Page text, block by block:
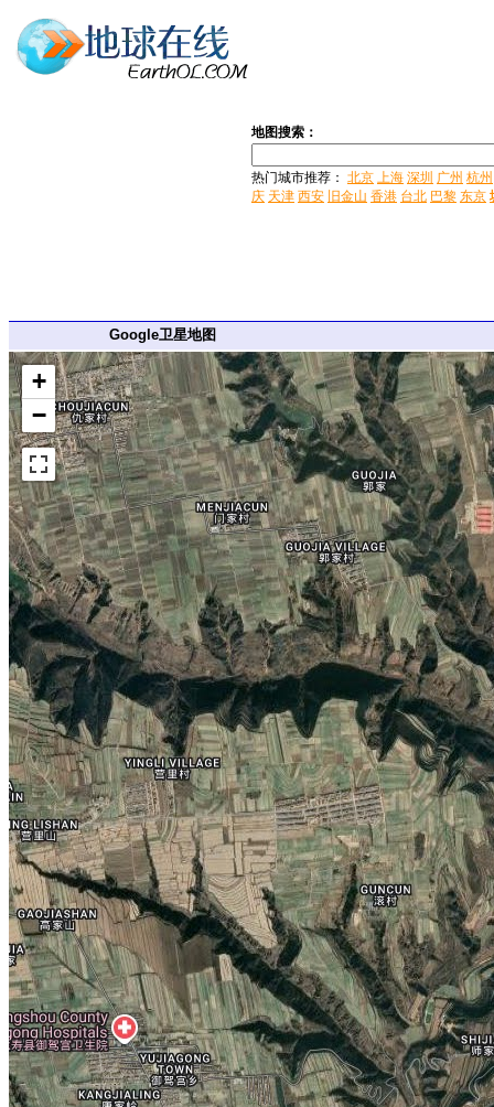
地图搜索：
热门城市推荐： 北京 上海 深圳 广州 杭州
庆 天津 西安 旧金山 香港 台北 巴黎 东京
Google卫星地图
+
−